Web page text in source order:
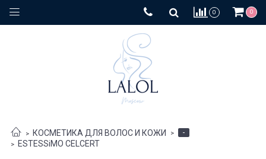
0 0
КОСМЕТИКА ДЛЯ ВОЛОС И КОЖИ
-
ESTESSiMO CELCERT